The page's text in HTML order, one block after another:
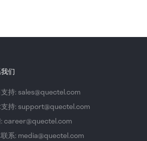
们
持: sales@quectel.com
持: support@quectel.com
career@quectel.com
系: media@quectel.com